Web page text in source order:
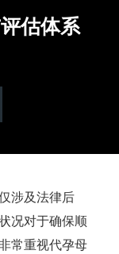
估体系
涉及法律后
况对于确保顺
常重视代孕母